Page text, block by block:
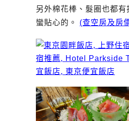
另外棉花棒、髮圈也都有
蠻貼心的。 (查空房及房